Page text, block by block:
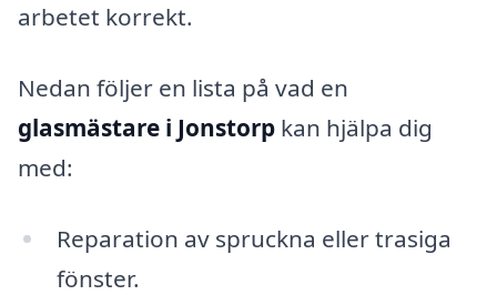
arbetet korrekt.
Nedan följer en lista på vad en
glasmästare i Jonstorp kan hjälpa dig
med:
Reparation av spruckna eller trasiga
fönster.